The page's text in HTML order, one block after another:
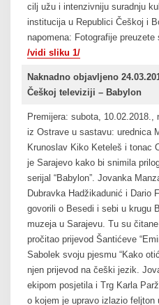
cilj užu i intenzivniju suradnju
institucija u Republici Češkoj i
napomena: Fotografije
/vidi sliku 1/
Naknadno objavljeno
Češkoj televiziji – Babylon
Premijera: subota,
iz Ostrave u sastavu: urednica
Krunoslav Kiko Keteleš i tonac
je Sarajevo kako bi snimila
serijal “Babylon”. Jovanka
Dubravka Hadžikadunić i Dario
govorili o Besedi i sebi u krugu
muzeja u Sarajevu. Tu su
pročitao prijevod Šantićeve
Sabolek svoju pjesmu “Kako
njen prijevod na češki jezik.
ekipom posjetila i Trg Karla
o kojem je upravo izlazio feljton